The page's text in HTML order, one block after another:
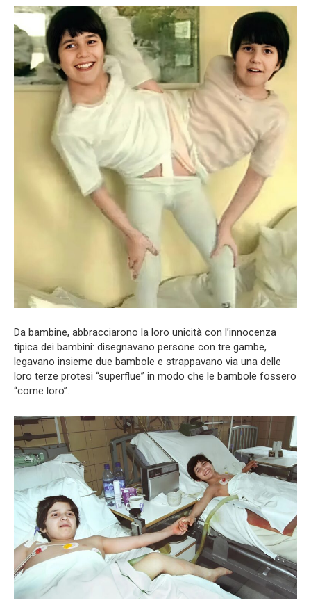
Da bambine, abbracciarono la loro unicità con l’innocenza
tipica dei bambini: disegnavano persone con tre gambe,
legavano insieme due bambole e strappavano via una delle
loro terze protesi “superflue” in modo che le bambole fossero
“come loro”.